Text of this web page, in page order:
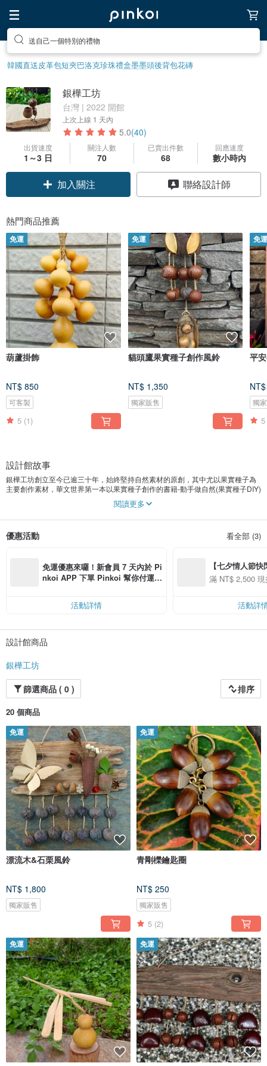
送自己一個特別的禮物
韓國直送皮革包短夾巴洛克珍珠禮盒墨墨頭後背包花磚
銀樺工坊
台灣 | 2022 開館
上次上線 1 天內
5.0(40)
出貨速度
1～3 日
關注人數
70
已賣出件數
68
回應速度
數小時內
加入關注 聯絡設計師
熱門商品推薦
免運
葫蘆掛飾
NT$ 850
可客製
5 (1)
免運
貓頭鷹果實種子創作風鈴
NT$ 1,350
獨家販售
免
平
獨
5
設計館故事
銀樺工坊創立至今已逾三十年，始終堅持自然素材的原創，其中尤以果實種子為
主要創作素材，華文世界第一本以果實種子創作的書籍-動手做自然(果實種子DIY)
就是我們於2011年出版的書籍，從此引領台灣自然素材果實種子創作的風潮。
閱讀更多
優惠活動 看全部 (3)
免運優惠來囉！新會員 7 天內於 Pi
nkoi APP 下單 Pinkoi 幫你付運
活動詳情
【七夕情人節
用 APP 購買任
00 現折 NT$100
滿 NT$ 2,500
活動詳
設計館商品
銀樺工坊
篩選商品 ( 0 )
排序
20 個商品
免運
漂流木&石栗風鈴
NT$ 1,800
獨家販售
免運
青剛櫟鑰匙圈
NT$ 250
獨家販售
5 (2)
免運 免運